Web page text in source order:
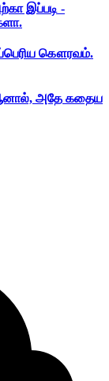
இப்படி -
கௌரவம்.
ஆனால், அதே கதைய